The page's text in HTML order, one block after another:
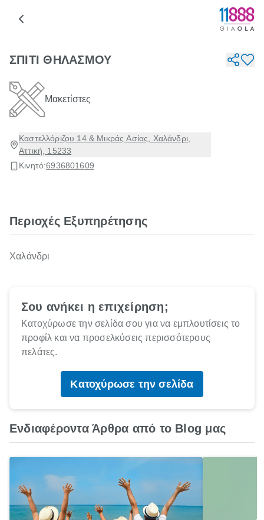
ΣΠΙΤΙ ΘΗΛΑΣΜΟΥ
Μακετίστες
Καστελλόριζου 14 & Μικράς Ασίας, Χαλάνδρι,
Αττική, 15233
Κινητό:6936801609
Περιοχές Εξυπηρέτησης
Χαλάνδρι
Σου ανήκει η επιχείρηση;
Κατοχύρωσε την σελίδα σου για να εμπλουτίσεις το
προφίλ και να προσελκύσεις περισσότερους
πελάτες.
Κατοχύρωσε την σελίδα
Ενδιαφέροντα Άρθρα από το Blog μας